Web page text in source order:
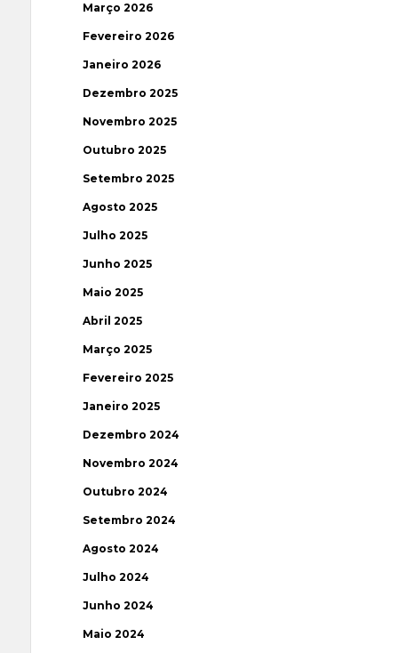
Março 2026
Fevereiro 2026
Janeiro 2026
Dezembro 2025
Novembro 2025
Outubro 2025
Setembro 2025
Agosto 2025
Julho 2025
Junho 2025
Maio 2025
Abril 2025
Março 2025
Fevereiro 2025
Janeiro 2025
Dezembro 2024
Novembro 2024
Outubro 2024
Setembro 2024
Agosto 2024
Julho 2024
Junho 2024
Maio 2024